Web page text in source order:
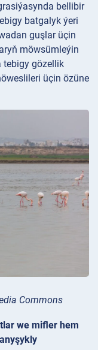
bellibir
batgalyk ýeri
guşlar üçin
möwsümleýin
tebigy gözellik
üçin özüne
Commons
we mifler hem